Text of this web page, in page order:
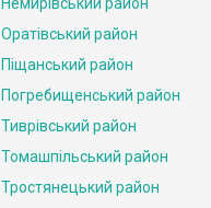
Оратівський район
Піщанський район
Погребищенський район
Тиврівський район
Томашпільський район
Тростянецький район